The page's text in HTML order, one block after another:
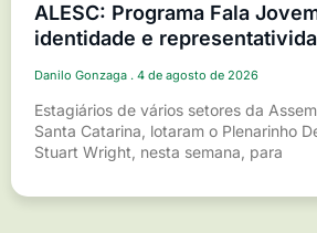
ALESC: Programa Fala
identidade e
Danilo Gonzaga 4 de agosto de 2026
Estagiários de vários setores da
Santa Catarina, lotaram o Plenarinho
Stuart Wright, nesta semana, para